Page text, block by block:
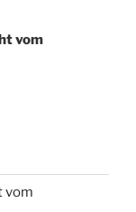
vom
vom